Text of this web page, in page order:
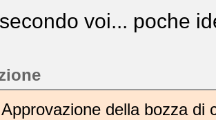
voi... poche
della bozza di